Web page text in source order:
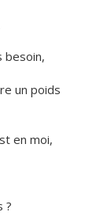
besoin,
un poids
en moi,
?